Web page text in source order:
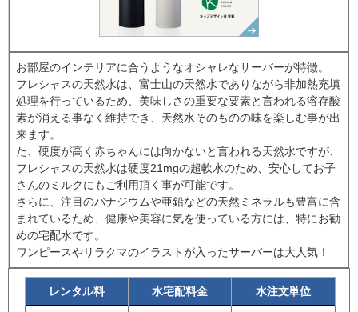
お部屋のインテリアに合うようなオシャレなサーバーが特徴。
フレシャスの天然水は、富士山の天然水でありながら非加熱充填
処理を行っているため、美味しさの重要な要素と言われる溶存酸
素が消える事なく維持でき、天然水そのものの味を楽しむ事が出
来ます。
た、硬度が高く赤ちゃんには向かないと言われる天然水ですが、
フレシャスの天然水は硬度21mgの超軟水のため、安心してお子
さんのミルクにもご利用頂く事が可能です。
さらに、注目のバナジウムや亜鉛などの天然ミネラルも豊富に含
まれているため、健康や美容に気を使っている方には、特にお勧
めの宅配水です。
ワンピースやリラクマのイラストが入ったサーバーは大人気！
レンタル料 水宅配料金 水注文単位